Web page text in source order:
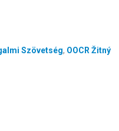
Szövetség, OOCR Žitný